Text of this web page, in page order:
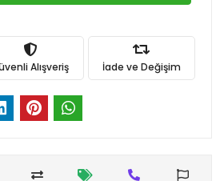
Alışveriş İade ve Değişim